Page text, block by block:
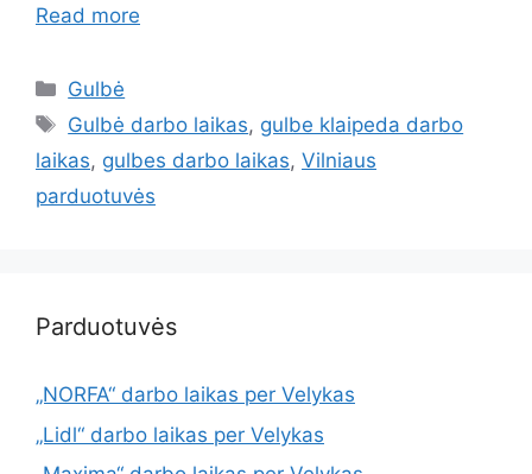
Read more
Gulbė
Gulbė darbo laikas, gulbe klaipeda darbo
laikas, gulbes darbo laikas, Vilniaus
parduotuvės
Parduotuvės
„NORFA“ darbo laikas per Velykas
„Lidl“ darbo laikas per Velykas